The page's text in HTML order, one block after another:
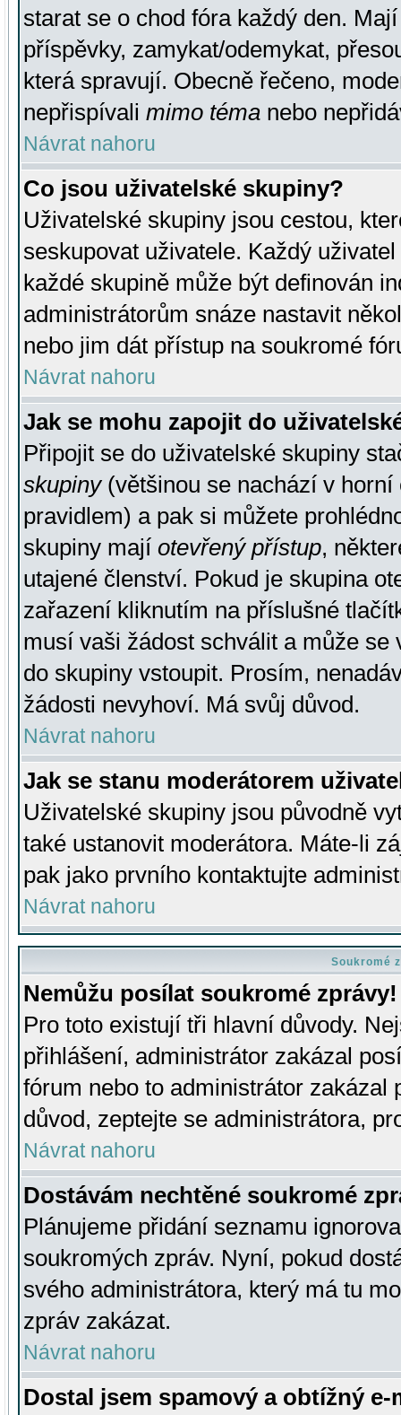
starat se o chod fóra každý den.
příspěvky, zamykat/odemykat,
která spravují. Obecně řečeno,
nepřispívali mimo téma nebo
Návrat nahoru
Co jsou uživatelské skupiny?
Uživatelské skupiny jsou cestou,
seskupovat uživatele. Každý
každé skupině může být definován
administrátorům snáze nastavit
nebo jim dát přístup na soukromé
Návrat nahoru
Jak se mohu zapojit do
Připojit se do uživatelské skupiny
skupiny(většinou se nachází v horní
pravidlem) a pak si můžete
skupiny mají otevřený přístup,
utajené členství. Pokud je skupina
zařazení kliknutím na příslušné
musí vaši žádost schválit a může se
do skupiny vstoupit. Prosím,
žádosti nevyhoví. Má svůj důvod.
Návrat nahoru
Jak se stanu moderátorem
Uživatelské skupiny jsou původně
také ustanovit moderátora. Máte-li
pak jako prvního kontaktujte
Návrat nahoru
Soukromé
Nemůžu posílat soukromé zprávy!
Pro toto existují tři hlavní důvody.
přihlášení, administrátor zakázal
fórum nebo to administrátor zakázal
důvod, zeptejte se administrátora,
Návrat nahoru
Dostávám nechtěné soukromé
Plánujeme přidání seznamu
soukromých zpráv. Nyní, pokud
svého administrátora, který má tu
zpráv zakázat.
Návrat nahoru
Dostal jsem spamový a obtížný